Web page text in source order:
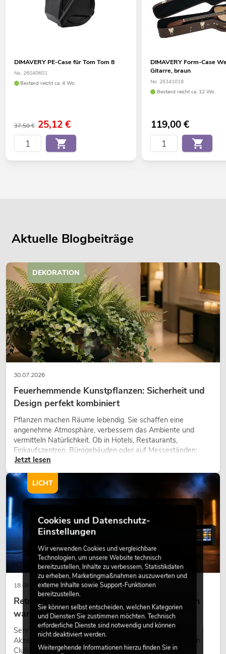
DIMAVERY PE-Case für Tom Tom 8
No. 26040601
Bestand reicht ca. 4 Wo.
37,50 € 25,12€
DIMAVERY Form-Case
Gitarre, braun
No. 26341018
Bestand reicht ca. 12 Wo.
119,00€
Aktuelle Blogbeiträge
30.07.2026
Feuerhemmende Kunstpflanzen: Sicherheit und
Design perfekt kombiniert
Pflanzen machen Räume lebendig. Sie schaffen eine
angenehme Atmosphäre, verbessern das Ambiente und
vermitteln Natürlichkeit. Ob in Hotels, Restaurants,
Einkaufszentren, Bürogebäuden oder auf Messeständen:
eine hochwertige Begrünung gehört heute längst zum
modernen Raumkonzept.
Jetzt lesen
DEKORATION
18.06.2026
Retro-Licht im modernen Lichtdesign: Warum
warmes Licht wieder wirkt
Sehr warmes Licht, sichtbare Leuchtflächen und farbige
Akzente prägen viele aktuelle Lichtdesigns auf Bühnen, in
Clubs und bei Events. Retro-Licht ist dabei kein rein
LICHT
Cookies und Datenschutz-
Einstellungen
Wir verwenden Cookies und vergleichbare
Technologien, um unsere Website technisch
bereitzustellen, Inhalte zu verbessern, Statistikdaten
zu erheben, Marketingmaßnahmen auszuwerten und
externe Inhalte sowie Support-Funktionen
bereitzustellen.
Sie können selbst entscheiden, welchen Kategorien
und Diensten Sie zustimmen möchten. Technisch
erforderliche Dienste sind notwendig und können
nicht deaktiviert werden.
Weitergehende Informationen hierzu finden Sie in